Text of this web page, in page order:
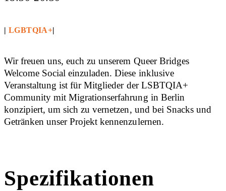
| LGBTQIA+|
Wir freuen uns, euch zu unserem Queer Bridges
Welcome Social einzuladen. Diese inklusive
Veranstaltung ist für Mitglieder der LSBTQIA+
Community mit Migrationserfahrung in Berlin
konzipiert, um sich zu vernetzen, und bei Snacks und
Getränken unser Projekt kennenzulernen.
Spezifikationen